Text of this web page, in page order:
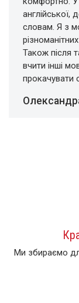
англійської,
словам. Я з
Також після
вчити інші
прокачувати
...
Ми збираємо